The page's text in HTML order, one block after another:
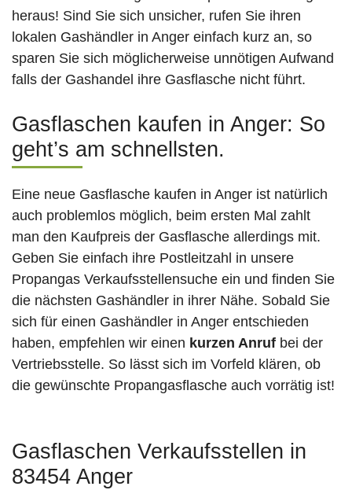
heraus! Sind Sie sich unsicher, rufen Sie ihren
lokalen Gashändler in Anger einfach kurz an, so
sparen Sie sich möglicherweise unnötigen Aufwand
falls der Gashandel ihre Gasflasche nicht führt.
Gasflaschen kaufen in Anger: So
geht’s am schnellsten.
Eine neue Gasflasche kaufen in Anger ist natürlich
auch problemlos möglich, beim ersten Mal zahlt
man den Kaufpreis der Gasflasche allerdings mit.
Geben Sie einfach ihre Postleitzahl in unsere
Propangas Verkaufsstellensuche ein und finden Sie
die nächsten Gashändler in ihrer Nähe. Sobald Sie
sich für einen Gashändler in Anger entschieden
haben, empfehlen wir einen kurzen Anruf bei der
Vertriebsstelle. So lässt sich im Vorfeld klären, ob
die gewünschte Propangasflasche auch vorrätig ist!
Gasflaschen Verkaufsstellen in
83454 Anger